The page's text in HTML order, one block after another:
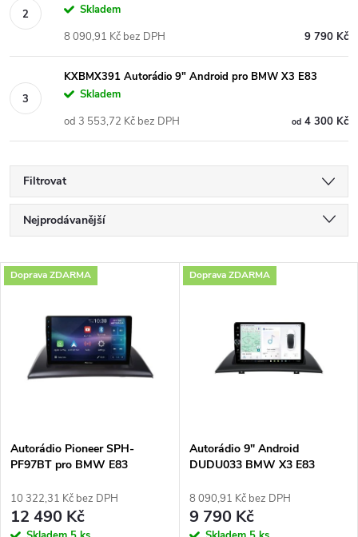
Skladem
9 790 Kč
8 090,91 Kč bez DPH
KXBMX391 Autorádio 9" Android pro BMW X3 E83
Skladem
od4 300 Kč
od 3 553,72 Kč bez DPH
Filtrovat
Ř
a
p
r
Nejprodávanější
Nejdražší
Abecedně
V
s
p
r
Doprava ZDARMA
Autorádio Pioneer SPH-
PF97BT pro BMW E83
10 322,31 Kč bez DPH
12 490 Kč
Doprava ZDARMA
Autorádio 9" Android
DUDU033 BMW X3 E83
8 090,91 Kč bez DPH
9 790 Kč